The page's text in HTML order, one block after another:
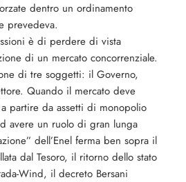
dentro un ordinamento
prevedeva.
è di perdere di vista
di un mercato concorrenziale.
di tre soggetti: il Governo,
Quando il mercato deve
partire da assetti di monopolio
avere un ruolo di gran lunga
dell’Enel ferma ben sopra il
dal Tesoro, il ritorno dello stato
Wind, il decreto Bersani